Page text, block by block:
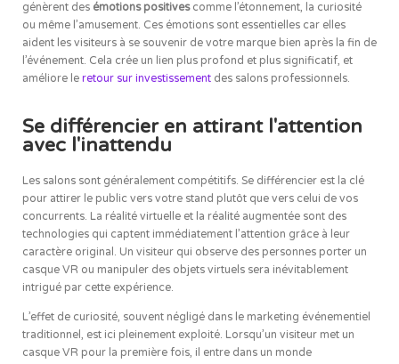
génèrent des émotions positivescomme l’étonnement, la curiosité
ou même l’amusement. Ces émotions sont essentielles car elles
aident les visiteurs à se souvenir de votre marque bien après la fin de
l’événement. Cela crée un lien plus profond et plus significatif, et
améliore le retour sur investissement des salons professionnels.
Se différencier en attirant l'attention
avec l'inattendu
Les salons sont généralement compétitifs. Se différencier est la clé
pour attirer le public vers votre stand plutôt que vers celui de vos
concurrents. La réalité virtuelle et la réalité augmentée sont des
technologies qui captent immédiatement l’attention grâce à leur
caractère original. Un visiteur qui observe des personnes porter un
casque VR ou manipuler des objets virtuels sera inévitablement
intrigué par cette expérience.
L’effet de curiosité, souvent négligé dans le marketing événementiel
traditionnel, est ici pleinement exploité. Lorsqu’un visiteur met un
casque VR pour la première fois, il entre dans un monde